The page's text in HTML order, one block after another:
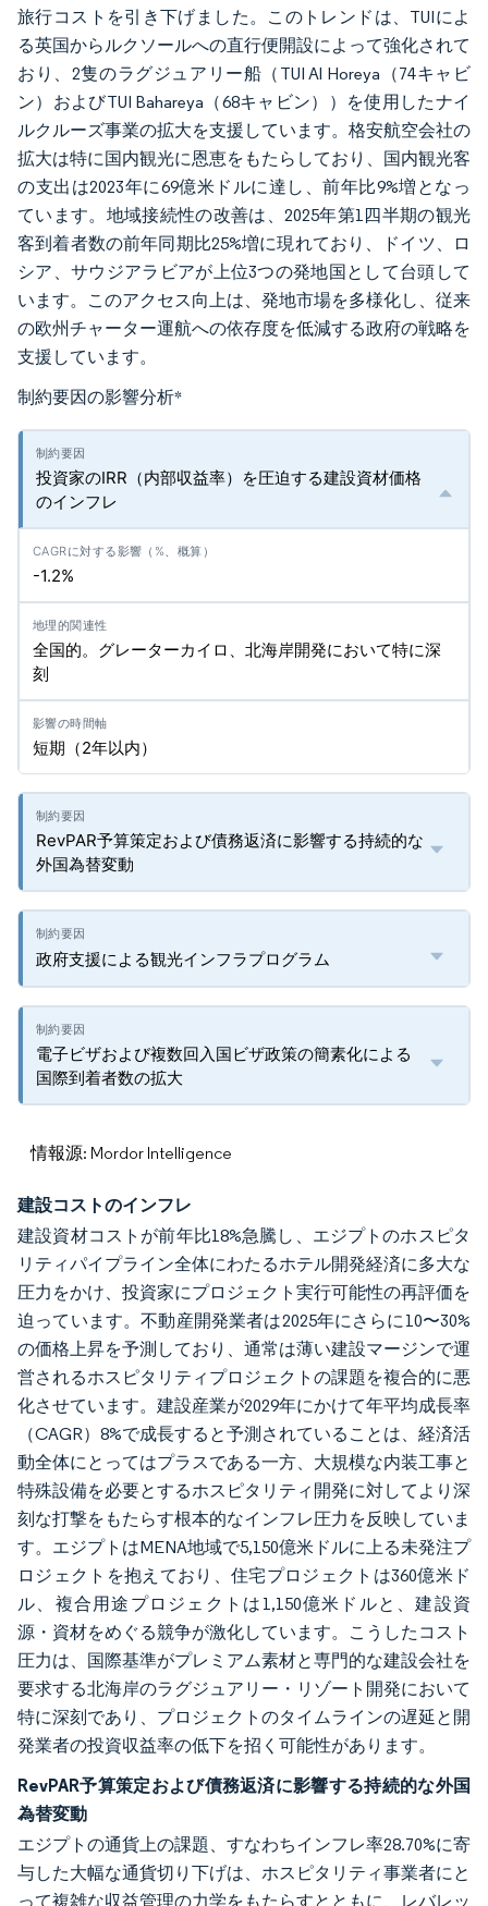
旅行コストを引き下げました。このトレンドは、TUIによ
る英国からルクソールへの直行便開設によって強化されて
おり、2隻のラグジュアリー船（TUI Al Horeya（74キャビ
ン）およびTUI Bahareya（68キャビン））を使用したナイ
ルクルーズ事業の拡大を支援しています。格安航空会社の
拡大は特に国内観光に恩恵をもたらしており、国内観光客
の支出は2023年に69億米ドルに達し、前年比9%増となっ
ています。地域接続性の改善は、2025年第1四半期の観光
客到着者数の前年同期比25%増に現れており、ドイツ、ロ
シア、サウジアラビアが上位3つの発地国として台頭して
います。このアクセス向上は、発地市場を多様化し、従来
の欧州チャーター運航への依存度を低減する政府の戦略を
支援しています。
制約要因の影響分析*
投資家のIRR（内部収益率）を圧迫する建設資材価格
のインフレ
-1.2%
全国的。グレーターカイロ、北海岸開発において特に深
刻
短期（2年以内）
RevPAR予算策定および債務返済に影響する持続的な
外国為替変動
政府支援による観光インフラプログラム
電子ビザおよび複数回入国ビザ政策の簡素化による
国際到着者数の拡大
情報源: Mordor Intelligence
建設コストのインフレ
建設資材コストが前年比18%急騰し、エジプトのホスピタ
リティパイプライン全体にわたるホテル開発経済に多大な
圧力をかけ、投資家にプロジェクト実行可能性の再評価を
迫っています。不動産開発業者は2025年にさらに10〜30%
の価格上昇を予測しており、通常は薄い建設マージンで運
営されるホスピタリティプロジェクトの課題を複合的に悪
化させています。建設産業が2029年にかけて年平均成長率
（CAGR）8%で成長すると予測されていることは、経済活
動全体にとってはプラスである一方、大規模な内装工事と
特殊設備を必要とするホスピタリティ開発に対してより深
刻な打撃をもたらす根本的なインフレ圧力を反映していま
す。エジプトはMENA地域で5,150億米ドルに上る未発注プ
ロジェクトを抱えており、住宅プロジェクトは360億米ド
ル、複合用途プロジェクトは1,150億米ドルと、建設資
源・資材をめぐる競争が激化しています。こうしたコスト
圧力は、国際基準がプレミアム素材と専門的な建設会社を
要求する北海岸のラグジュアリー・リゾート開発において
特に深刻であり、プロジェクトのタイムラインの遅延と開
発業者の投資収益率の低下を招く可能性があります。
RevPAR予算策定および債務返済に影響する持続的な外国
為替変動
エジプトの通貨上の課題、すなわちインフレ率28.70%に寄
与した大幅な通貨切り下げは、ホスピタリティ事業者にと
って複雑な収益管理の力学をもたらすとともに、レバレッ